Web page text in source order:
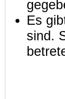
Es
sind.